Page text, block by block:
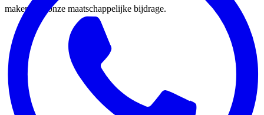
maken van onze maatschappelijke bijdrage.